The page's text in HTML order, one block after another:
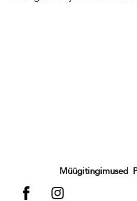
Müügitingimused